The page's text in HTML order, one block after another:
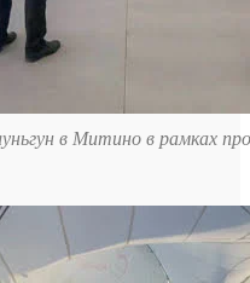
в Митино в рамках